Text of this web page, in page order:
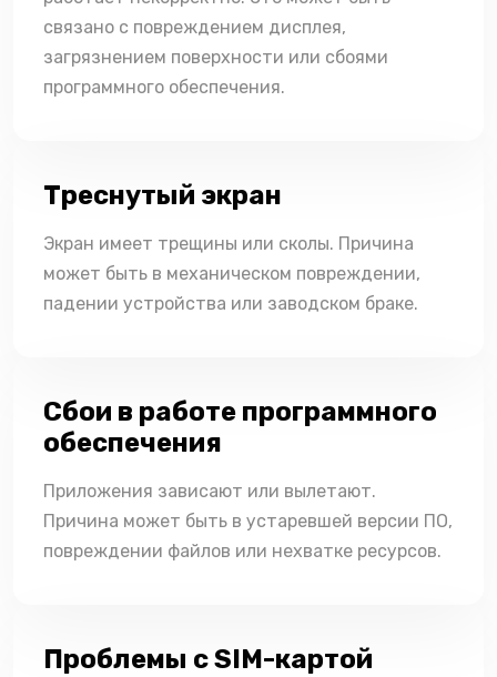
связано с повреждением дисплея,
загрязнением поверхности или сбоями
программного обеспечения.
Треснутый экран
Экран имеет трещины или сколы. Причина
может быть в механическом повреждении,
падении устройства или заводском браке.
Сбои в работе программного
обеспечения
Приложения зависают или вылетают.
Причина может быть в устаревшей версии ПО,
повреждении файлов или нехватке ресурсов.
Проблемы с SIM-картой